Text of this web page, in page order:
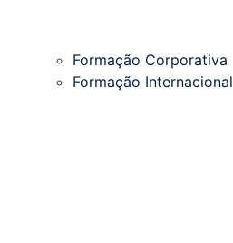
Formação Corporativa
Formação Internacional